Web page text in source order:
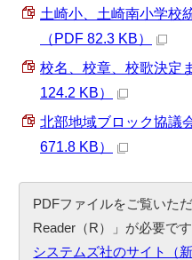
土崎小、土崎南小学校
（PDF 82.3 KB）
校名、校章、校歌決定
124.2 KB）
北部地域ブロック協議
671.8 KB）
PDFファイルをご覧いた
Reader（R）」が必要で
システムズ社のサイト（